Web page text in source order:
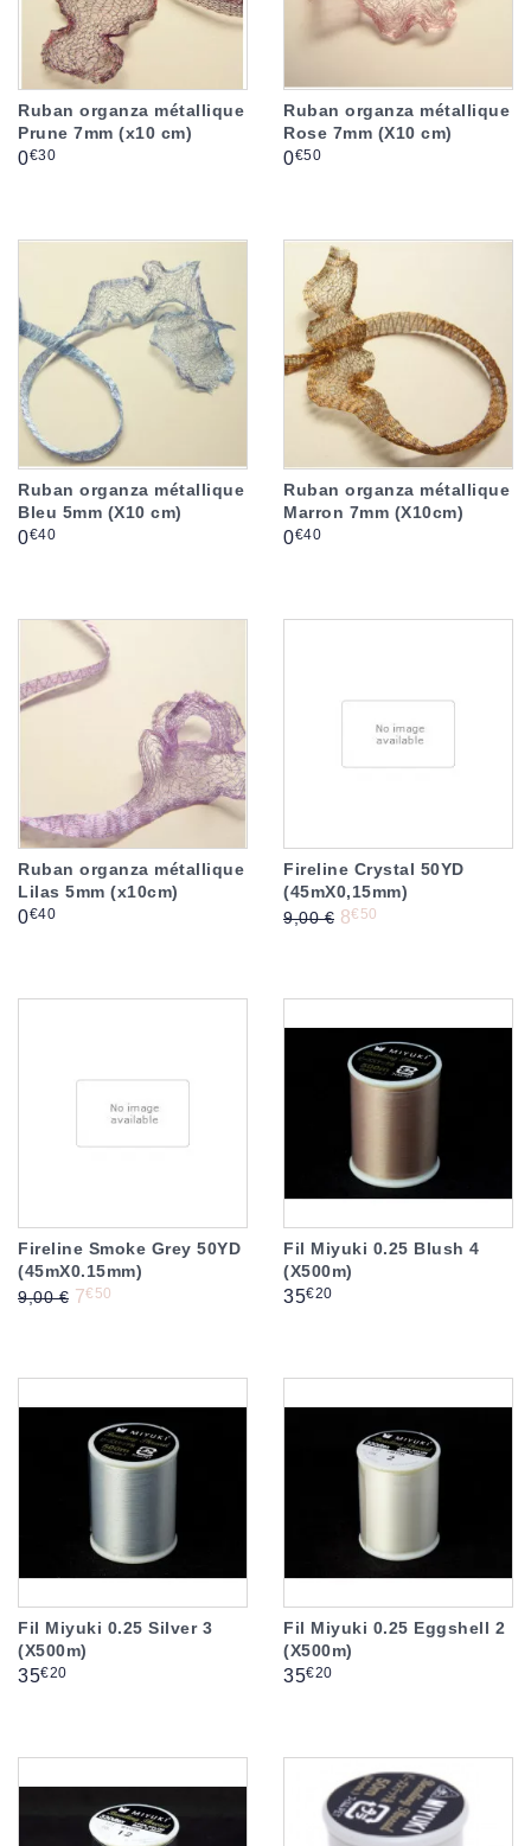
Ruban organza métallique
Prune 7mm (x10 cm)
Prix
0€30
Ruban organza métallique
Rose 7mm (X10 cm)
Prix
0€50
Ruban organza métallique
Bleu 5mm (X10 cm)
Prix
0€40
Ruban organza métallique
Marron 7mm (X10cm)
Prix
0€40
Ruban organza métallique
Lilas 5mm (x10cm)
Prix
0€40
Fireline Crystal 50YD
(45mX0,15mm)
Prix de base
9,00 € Prix
8€50
Fireline Smoke Grey 50YD
(45mX0.15mm)
Prix de base
9,00 € Prix
7€50
Fil Miyuki 0.25 Blush 4
(X500m)
Prix
35€20
Fil Miyuki 0.25 Silver 3
(X500m)
Prix
35€20
Fil Miyuki 0.25 Eggshell 2
(X500m)
Prix
35€20